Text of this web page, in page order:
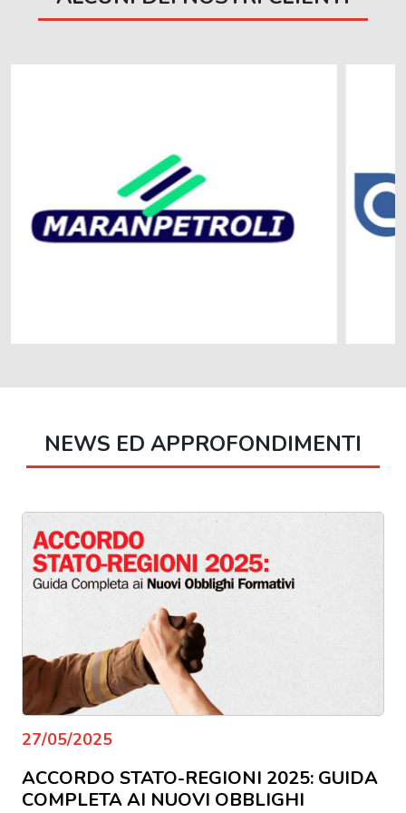
NEWS ED APPROFONDIMENTI
27/05/2025
ACCORDO STATO-REGIONI 2025: GUIDA
COMPLETA AI NUOVI OBBLIGHI